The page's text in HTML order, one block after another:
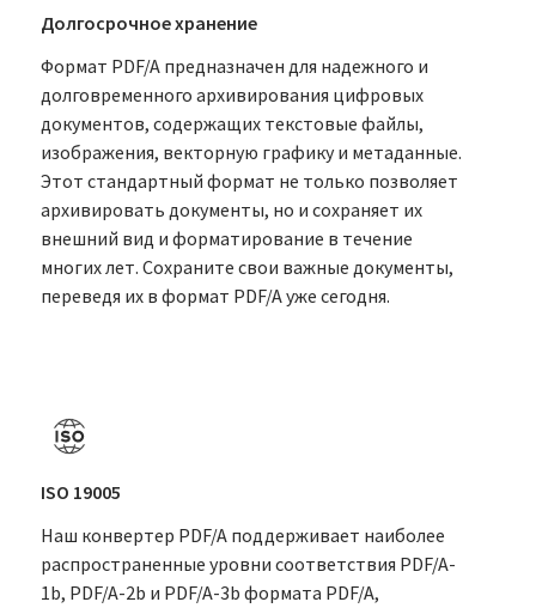
Долгосрочное хранение
Формат PDF/A предназначен для надежного и
долговременного архивирования цифровых
документов, содержащих текстовые файлы,
изображения, векторную графику и метаданные.
Этот стандартный формат не только позволяет
архивировать документы, но и сохраняет их
внешний вид и форматирование в течение
многих лет. Сохраните свои важные документы,
переведя их в формат PDF/A уже сегодня.
ISO 19005
Наш конвертер PDF/A поддерживает наиболее
распространенные уровни соответствия PDF/A-
1b, PDF/A-2b и PDF/A-3b формата PDF/A,